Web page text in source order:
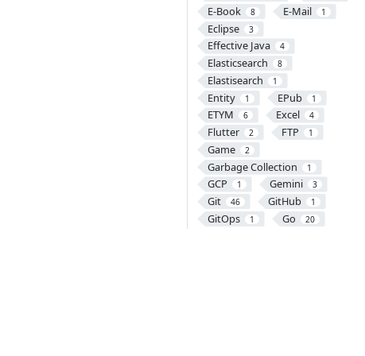
E-Book 8 E-Mail 1
Eclipse 3
Effective Java 4
Elasticsearch 8
Elastisearch 1
Entity 1 EPub 1
ETYM 6 Excel 4
Flutter 2 FTP 1
Game 2
Garbage Collection 1
GCP 1 Gemini 3
Git 46 GitHub 1
GitOps 1 Go 20